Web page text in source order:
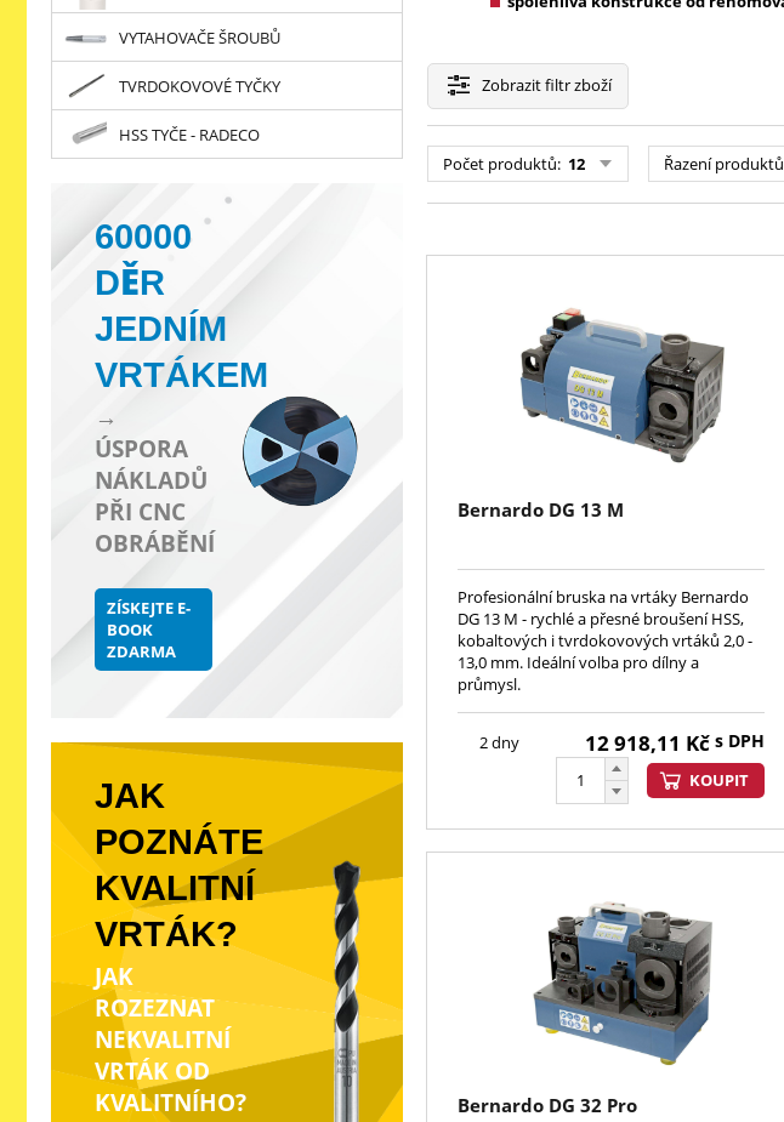
Zobrazitfiltr zboží
Počet produktů: 12 Řazení
Bernardo DG 13 M
Profesionální bruska na vrtáky Bernardo
DG 13 M - rychlé a přesné broušení HSS,
kobaltových i tvrdokovových vrtáků 2,0 -
13,0 mm. Ideální volba pro dílny a
průmysl.
2 dny 12 918,11 Kčs DPH
KOUPIT
Bernardo DG 32 Pro
VYTAHOVAČE ŠROUBŮ
TVRDOKOVOVÉ TYČKY
HSS TYČE - RADECO
60000
DĚR
JEDNÍM
VRTÁKEM
→
ÚSPORA
NÁKLADŮ
PŘI CNC
OBRÁBĚNÍ
ZÍSKEJTE E-
BOOK
ZDARMA
JAK
POZNÁTE
KVALITNÍ
VRTÁK?
JAK
ROZEZNAT
NEKVALITNÍ
VRTÁK OD
KVALITNÍHO?